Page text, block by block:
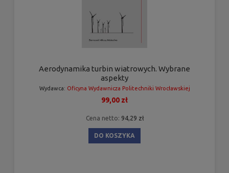
Aerodynamika turbin wiatrowych. Wybrane
aspekty
Wydawca: Oficyna Wydawnicza Politechniki Wrocławskiej
99,00 zł
Cena netto: 94,29 zł
DO KOSZYKA